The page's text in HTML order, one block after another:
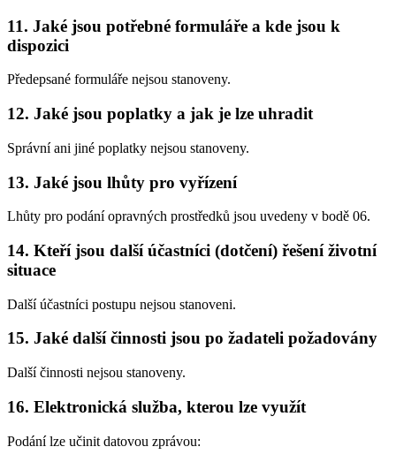
11. Jaké jsou potřebné formuláře a kde jsou k
dispozici
Předepsané formuláře nejsou stanoveny.
12. Jaké jsou poplatky a jak je lze uhradit
Správní ani jiné poplatky nejsou stanoveny.
13. Jaké jsou lhůty pro vyřízení
Lhůty pro podání opravných prostředků jsou uvedeny v bodě 06.
14. Kteří jsou další účastníci (dotčení) řešení životní
situace
Další účastníci postupu nejsou stanoveni.
15. Jaké další činnosti jsou po žadateli požadovány
Další činnosti nejsou stanoveny.
16. Elektronická služba, kterou lze využít
Podání lze učinit datovou zprávou: